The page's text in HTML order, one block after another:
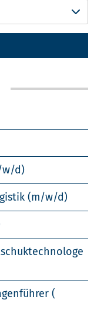
w/d)
(m/w/d)
(